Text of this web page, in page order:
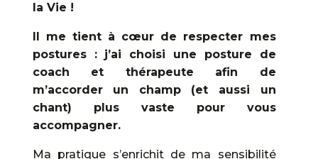
la Vie !
Il me tient à cœur de respecter mes
postures : j’ai choisi une posture de
coach et thérapeute afin de
m’accorder un champ (et aussi un
chant) plus vaste pour vous
accompagner.
Ma pratique s’enrichit de ma sensibilité